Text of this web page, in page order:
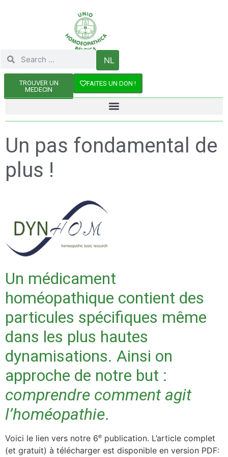
NL
TROUVER UN
MEDECIN
FAITES UN DON !
Un pas fondamental de
plus !
Un médicament
homéopathique contient des
particules spécifiques même
dans les plus hautes
dynamisations. Ainsi on
approche de notre but :
comprendre comment agit
l’homéopathie.
Voici le lien vers notre 6e publication. L’article complet
(et gratuit) à télécharger est disponible en version PDF: